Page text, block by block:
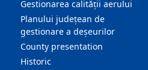
Gestionarea calității aerului
Planului județean de
gestionare a deșeurilor
County presentation
Historic